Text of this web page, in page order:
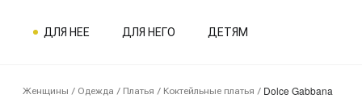
ДЛЯ НЕЕ ДЛЯ НЕГО ДЕТЯМ
Женщины / Одежда / Платья / Коктейльные платья / Dolce Gabbana